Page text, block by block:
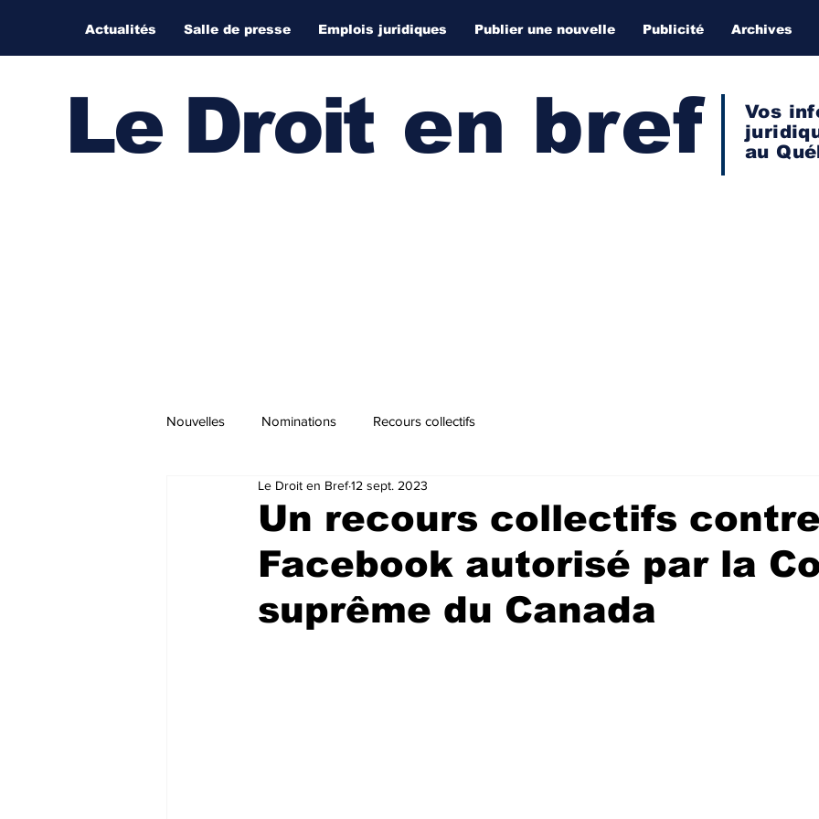
Actualités Salle de presse Emplois juridiques Publier une nouvelle Publicité Archives
Le Droit en bref
Vos
au
Nouvelles Nominations Recours collectifs
Un recours collectifs contre
Facebook autorisé par la
suprême du Canada
Le Droit en Bref12 sept. 2023